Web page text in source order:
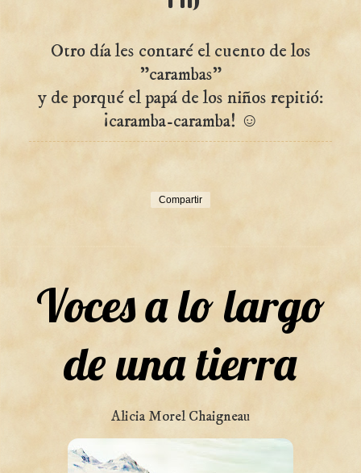
Otro día les contaré el cuento de los
"carambas"
y de porqué el papá de los niños repitió:
¡caramba-caramba! ☺
Compartir
Voces a lo largo
de una tierra
Alicia Morel Chaigneau